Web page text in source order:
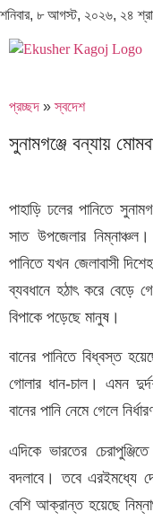
শনিবার, ৮ আগস্ট, ২০২৬, ২৪
প্রচ্ছদ »স্বদেশ
সুনামগঞ্জে বন্যায়
পাহাড়ি ঢলের পানিতে
সাত উপজেলার
পানিতে যখন জেলাবাসী
ব্যবধানে হঠাৎ করে বেড়ে
বিপাকে পড়েছে মানুষ।
বানের পানিতে বিধ্বস্ত
গোলার ধান-চাল। এমন
বানের পানি নেমে গেলে
এদিকে ভারতের
বদলাবে। তবে এরইমধ্যে
বেশি আক্রান্ত হয়েছে